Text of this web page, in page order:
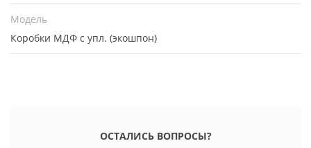
Модель
Коробки МДФ с упл. (экошпон)
ОСТАЛИСЬ ВОПРОСЫ?